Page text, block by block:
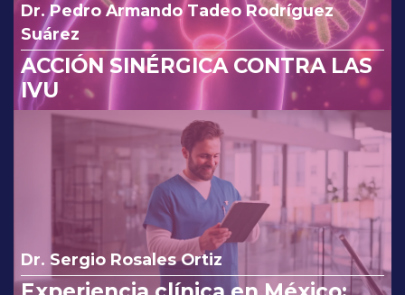
Dr. Pedro Armando Tadeo Rodríguez
Suárez
ACCIÓN SINÉRGICA CONTRA LAS
IVU
Dr. Sergio Rosales Ortiz